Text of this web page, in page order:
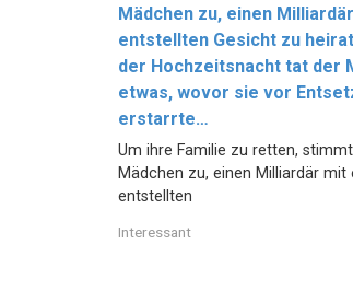
Mädchen zu, einen
entstellten Gesicht zu
der Hochzeitsnacht tat der
etwas, wovor sie vor
erstarrte…
Um ihre Familie zu retten,
Mädchen zu, einen Milliardär mit
entstellten
Interessant